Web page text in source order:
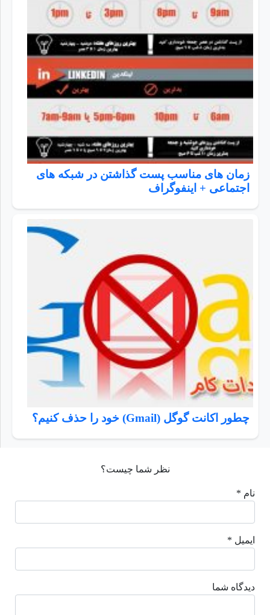
زمان های مناسب پست گذاشتن در شبکه های
اجتماعی + اینفوگراف
چطور اکانت گوگل (Gmail) خود را حذف کنیم؟
نظر شما چیست؟
نام *
ایمیل *
دیدگاه شما